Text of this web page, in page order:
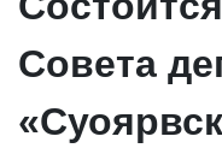
Совета